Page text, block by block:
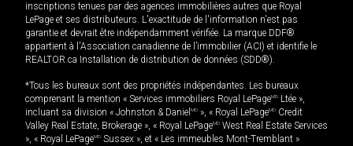
inscriptions tenues par des agences immobilières autres que Royal
LePage et ses distributeurs. L'exactitude de l'information n'est pas
garantie et devrait être indépendamment vérifiée. La marque DDF®
appartient à l'Association canadienne de l’immobilier (ACI) et identifie le
REALTOR.ca Installation de distribution de données (SDD®).
*Tous les bureaux sont des propriétés indépendantes. Les bureaux
comprenant la mention « Services immobiliers Royal LePageMD Ltée »,
incluant sa division « Johnston & Daniel MD », « Royal LePageMD Credit
Valley Real Estate, Brokerage », « Royal LePageMD West Real Estate Services
», « Royal LePageMD Sussex », et « Les immeubles Mont-Tremblant »